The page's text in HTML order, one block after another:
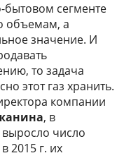
сегменте
объемам, а
значение. И
то задача
этот газ хранить.
компании
, в
число
2015 г. их